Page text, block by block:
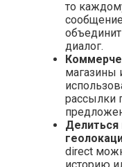
то
диалог.
магазины
рассылки
Делиться
direct